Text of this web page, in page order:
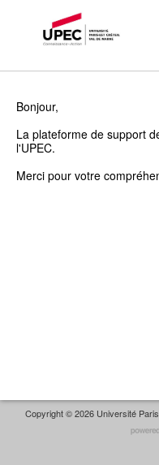
Bonjour,
La plateforme de support
l'UPEC.
Merci pour votre
Copyright © 2026 Université